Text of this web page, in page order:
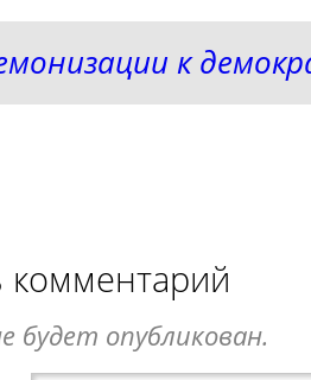
к
комментарий
будет опубликован.